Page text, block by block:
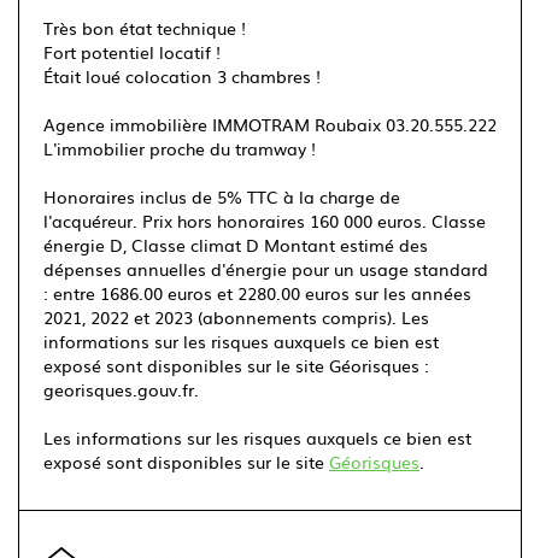
Très bon état technique !
Fort potentiel locatif !
Était loué colocation 3 chambres !
Agence immobilière IMMOTRAM Roubaix 03.20.555.222
L'immobilier proche du tramway !
Honoraires inclus de 5% TTC à la charge de
l'acquéreur. Prix hors honoraires 160 000 euros. Classe
énergie D, Classe climat D Montant estimé des
dépenses annuelles d'énergie pour un usage standard
: entre 1686.00 euros et 2280.00 euros sur les années
2021, 2022 et 2023 (abonnements compris). Les
informations sur les risques auxquels ce bien est
exposé sont disponibles sur le site Géorisques :
georisques.gouv.fr.
Les informations sur les risques auxquels ce bien est
exposé sont disponibles sur le site Géorisques.
+